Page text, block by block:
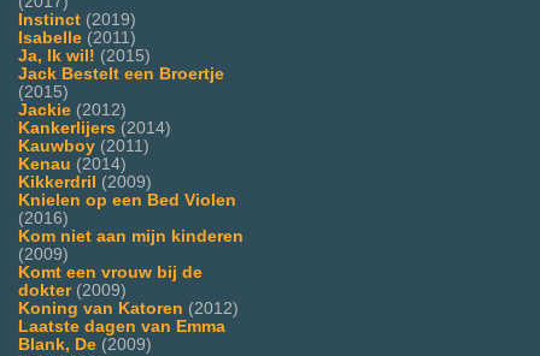
Instinct (2019)
Isabelle (2011)
Ja, Ik wil! (2015)
Jack Bestelt een Broertje
(2015)
Jackie (2012)
Kankerlijers (2014)
Kauwboy (2011)
Kenau (2014)
Kikkerdril (2009)
Knielen op een Bed Violen
(2016)
Kom niet aan mijn kinderen
(2009)
Komt een vrouw bij de
dokter(2009)
Koning van Katoren (2012)
Laatste dagen van Emma
Blank, De (2009)